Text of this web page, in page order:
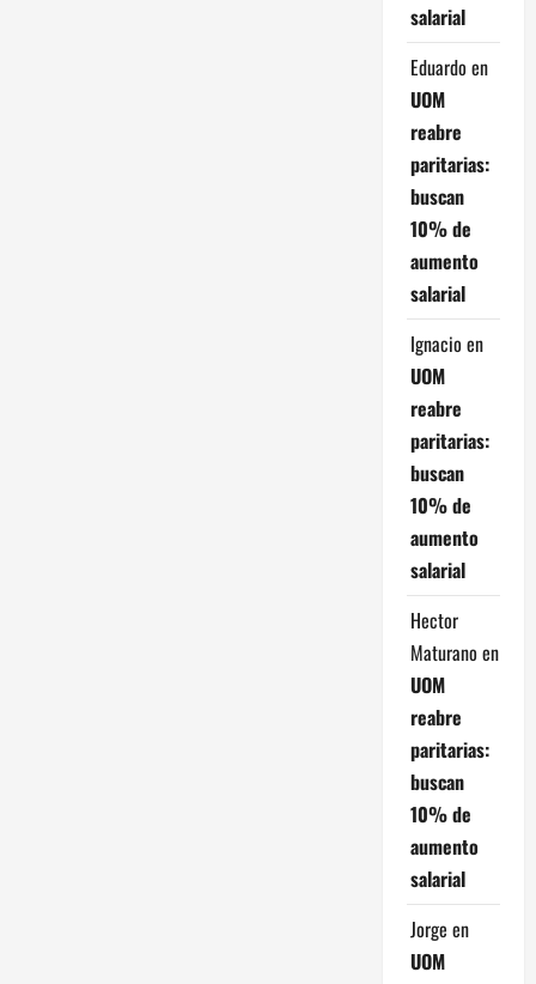
salarial
Eduardo en
UOM
reabre
paritarias:
buscan
10% de
aumento
salarial
Ignacio en
UOM
reabre
paritarias:
buscan
10% de
aumento
salarial
Hector
Maturano en
UOM
reabre
paritarias:
buscan
10% de
aumento
salarial
Jorge en
UOM